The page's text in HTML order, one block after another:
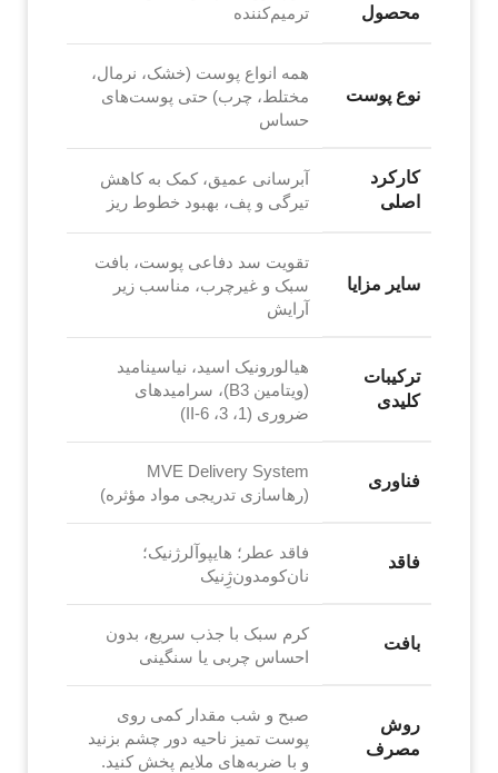
محصول
ترمیم‌کننده
نوع پوست
همه انواع پوست (خشک، نرمال،
مختلط، چرب) حتی پوست‌های
حساس
کارکرد
اصلی
آبرسانی عمیق، کمک به کاهش
تیرگی و پف، بهبود خطوط ریز
سایر مزایا
تقویت سد دفاعی پوست، بافت
سبک و غیرچرب، مناسب زیر
آرایش
ترکیبات
کلیدی
هیالورونیک اسید، نیاسینامید
(ویتامین B3)، سرامیدهای
ضروری (1، 3، 6-II)
فناوری
MVE Delivery System
(رهاسازی تدریجی مواد مؤثره)
فاقد
فاقد عطر؛ هایپوآلرژنیک؛
نان‌کومدون‌ژِنیک
بافت
کرم سبک با جذب سریع، بدون
احساس چربی یا سنگینی
روش
مصرف
صبح و شب مقدار کمی روی
پوست تمیز ناحیه دور چشم بزنید
و با ضربه‌های ملایم پخش کنید.